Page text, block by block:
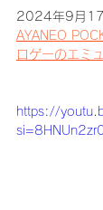
2024年9月17
AYANEO
ロゲーのエミ
https://